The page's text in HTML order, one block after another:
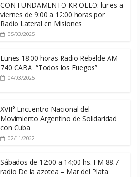
CON FUNDAMENTO KRIOLLO: lunes a
viernes de 9:00 a 12:00 horas por
Radio Lateral en Misiones
05/03/2025
Lunes 18:00 horas Radio Rebelde AM
740 CABA “Todos los Fuegos”
04/03/2025
XVII° Encuentro Nacional del
Movimiento Argentino de Solidaridad
con Cuba
02/11/2022
Sábados de 12:00 a 14;00 hs. FM 88.7
radio De la azotea – Mar del Plata